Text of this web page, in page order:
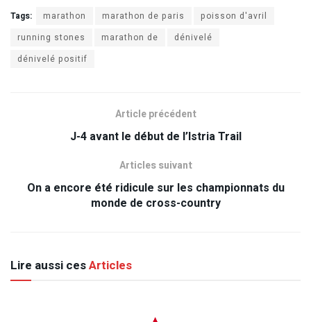
Tags: marathon marathon de paris
poisson d'avril
running stones
marathon de
dénivelé
dénivelé positif
Article précédent
J-4 avant le début de l’Istria Trail
Articles suivant
On a encore été ridicule sur les championnats du
monde de cross-country
Lire aussi cesArticles